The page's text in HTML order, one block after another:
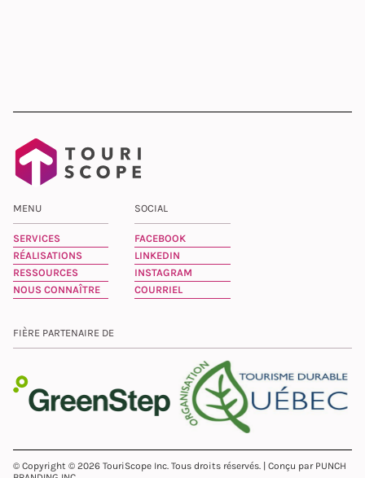
MENU
SERVICES
RÉALISATIONS
RESSOURCES
NOUS CONNAÎTRE
SOCIAL
FACEBOOK
LINKEDIN
INSTAGRAM
COURRIEL
FIÈRE PARTENAIRE DE
© Copyright © 2026 TouriScope Inc. Tous droits réservés. | Conçu par PUNCH